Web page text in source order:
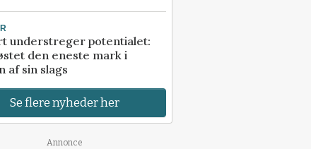
understreger potentialet:
den eneste mark i
af sin slags
Se flere nyheder her
Annonce